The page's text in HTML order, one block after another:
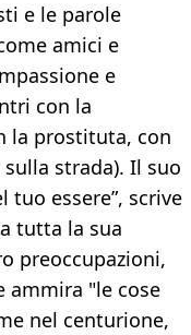
e le parole
amici e
e
con la
la prostituta, con
strada). Il suo
tuo essere”, scrive
tutta la sua
preoccupazioni,
ammira "le cose
nel centurione,